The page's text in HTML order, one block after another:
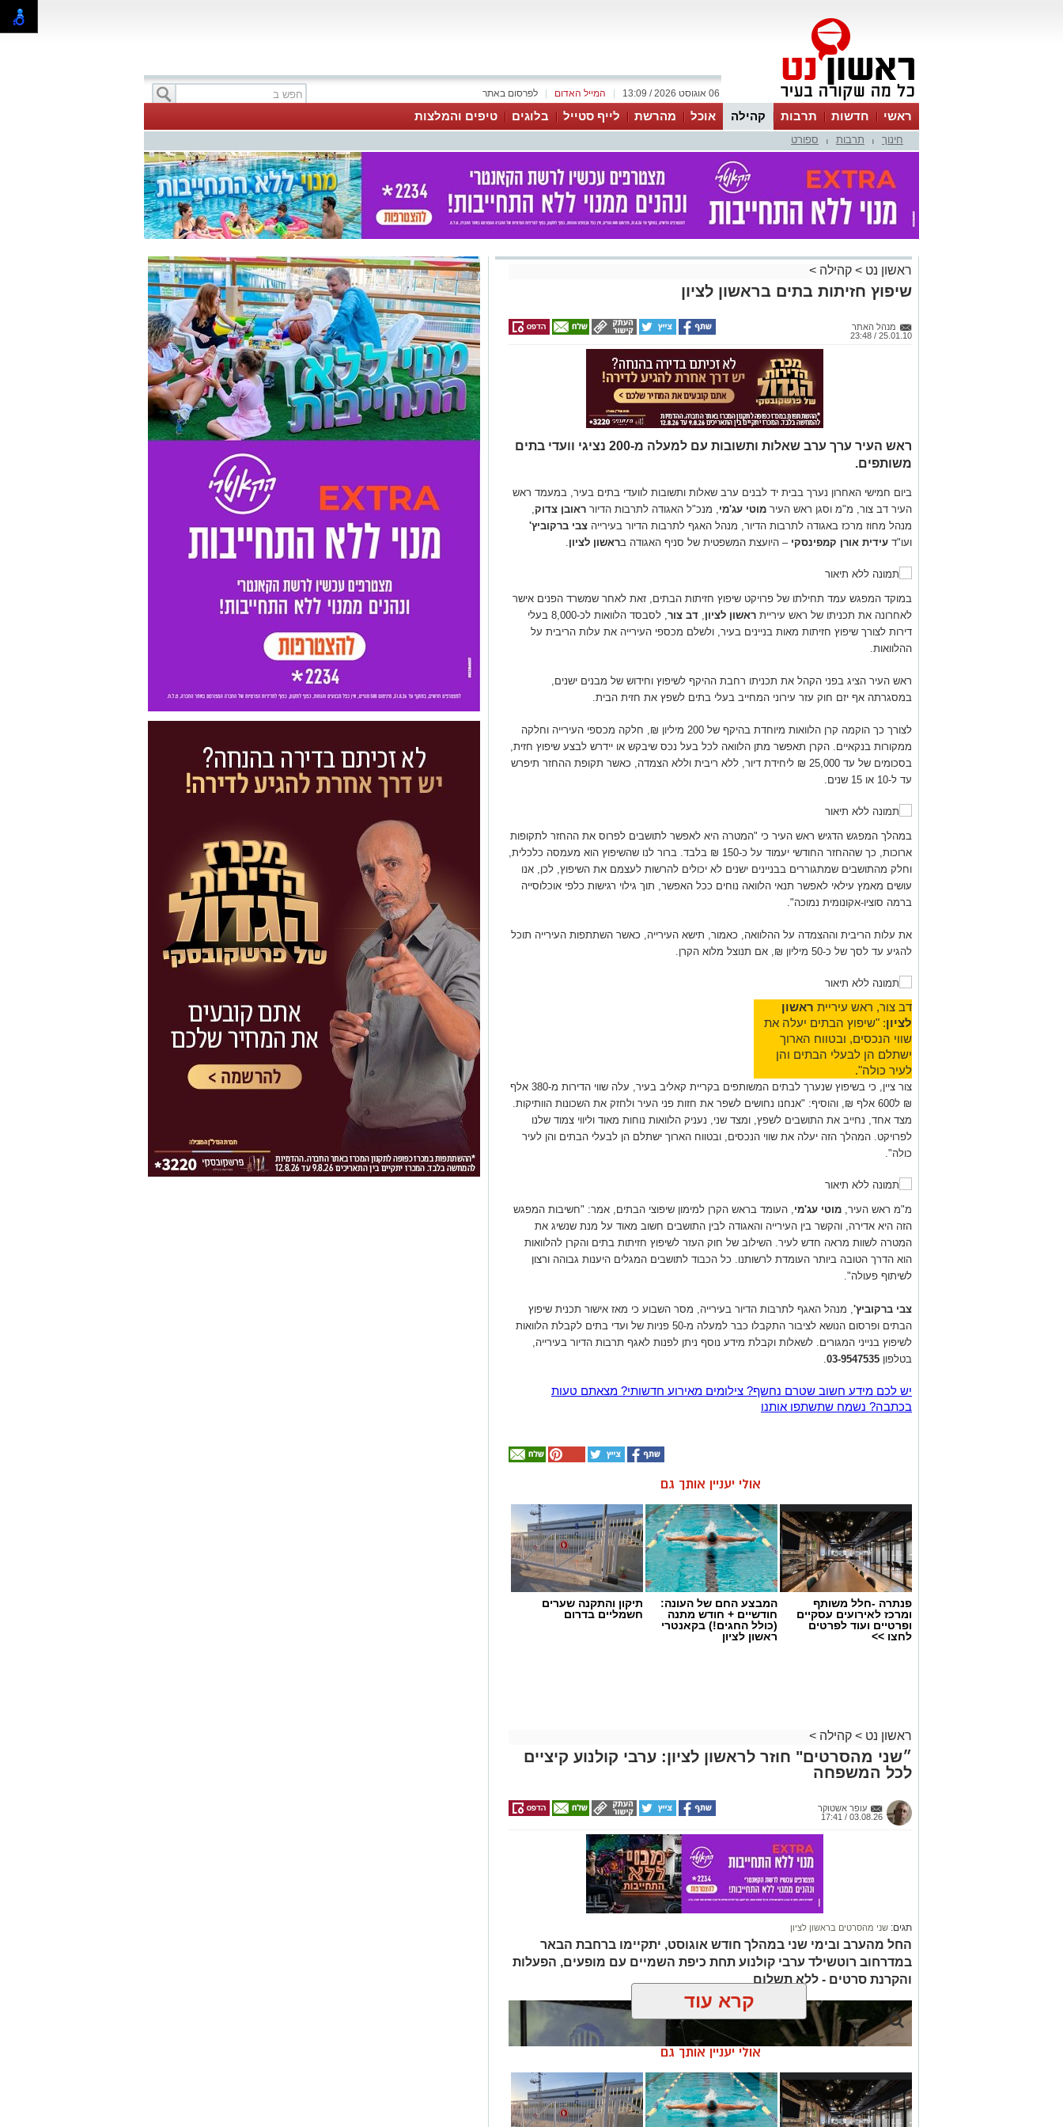
לפרסום באתר המייל האדום 06 אוגוסט 2026 / 13:09
ראשי חדשות תרבות קהילה אוכל מהרשת לייף סטייל בלוגים טיפים והמלצות
חינוך תרבות ספורט
ראשון נט > קהילה >
שיפוץ חזיתות בתים בראשון לציון
מנהל האתר
25.01.10 / 23:48
ראש העיר ערך ערב שאלות ותשובות עם למעלה מ-200 נציגי וועדי בתים
משותפים.
ביום חמישי האחרון נערך בבית יד לבנים ערב שאלות ותשובות לוועדי בתים בעיר, במעמד ראש
העיר דב צור, מ"מ וסגן ראש העיר מוטי עג'מי, מנכ"ל האגודה לתרבות הדיור ראובן צדוק,
מנהל מחוז מרכז באגודה לתרבות הדיור, מנהל האגף לתרבות הדיור בעירייה צבי ברקוביץ'
ועו"ד עידית אורן קמפינסקי– היועצת המשפטית של סניף האגודה בראשון לציון.
במוקד המפגש עמד תחילתו של פרויקט שיפוץ חזיתות הבתים, זאת לאחר שמשרד הפנים אישר
לאחרונה את תכניתו של ראש עיריית ראשון לציון, דב צור
, לסבסד הלוואות לכ-8,000 בעלי
דירות לצורך שיפוץ חזיתות מאות בניינים בעיר, ולשלם מכספי העירייה את עלות הריבית על
ההלוואות.
ראש העיר הציג בפני הקהל את תכניתו רחבת ההיקף לשיפוץ וחידוש של מבנים ישנים,
במסגרתה אף יזם חוק עזר עירוני המחייב בעלי בתים לשפץ את חזית הבית.
לצורך כך הוקמה קרן הלוואות מיוחדת בהיקף של 200 מיליון ₪, חלקה מכספי העירייה וחלקה
ממקורות בנקאיים. הקרן תאפשר מתן הלוואה לכל בעל נכס שיבקש או יידרש לבצע שיפוץ חזית,
בסכומים של עד 25,000 ₪ ליחידת דיור, ללא ריבית וללא הצמדה, כאשר תקופת ההחזר תיפרש
עד ל-10 או 15 שנים.
במהלך המפגש הדגיש ראש העיר כי "המטרה היא לאפשר לתושבים לפרוס את ההחזר לתקופות
ארוכות, כך שההחזר החודשי יעמוד על כ-150 ₪ בלבד. ברור לנו שהשיפוץ הוא מעמסה כלכלית,
וחלק מהתושבים שמתגוררים בבניינים ישנים לא יכולים להרשות לעצמם את השיפוץ, לכן, אנו
עושים מאמץ עילאי לאפשר תנאי הלוואה נוחים ככל האפשר, תוך גילוי רגישות כלפי אוכלוסייה
ברמה סוציו-אקונומית נמוכה".
את עלות הריבית וההצמדה על ההלוואה, כאמור, תישא העירייה, כאשר השתתפות העירייה תוכל
להגיע עד לסך של כ-50 מיליון ₪, אם תנוצל מלוא הקרן.
דב צור, ראש עיריית ראשון
לציון: "שיפוץ הבתים יעלה את
שווי הנכסים, ובטווח הארוך
ישתלם הן לבעלי הבתים והן
לעיר כולה".
צור ציין, כי בשיפוץ שנערך לבתים המשותפים בקריית קאליב בעיר, עלה שווי הדירות מ-380 אלף
₪ ל600 אלף ₪, והוסיף: "אנחנו נחושים לשפר את חזות פני העיר ולחזק את השכונות הוותיקות.
מצד אחד, נחייב את התושבים לשפץ, ומצד שני, נעניק הלוואות נוחות מאוד וליווי צמוד שלנו
לפרויקט. המהלך הזה יעלה את שווי הנכסים, ובטווח הארוך ישתלם הן לבעלי הבתים והן לעיר
כולה".
מ"מ ראש העיר, מוטי עג'מי, העומד בראש הקרן למימון שיפוצי הבתים, אמר: "חשיבות המפגש
הזה היא אדירה, והקשר בין העירייה והאגודה לבין התושבים חשוב מאוד על מנת שנשיג את
המטרה לשוות מראה חדש לעיר. השילוב של חוק העזר לשיפוץ חזיתות בתים והקרן להלוואות
הוא הדרך הטובה ביותר העומדת לרשותנו. כל הכבוד לתושבים המגלים היענות גבוהה ורצון
לשיתוף פעולה".
צבי ברקוביץ', מנהל האגף לתרבות הדיור בעירייה, מסר השבוע כי מאז אישור תכנית שיפוץ
הבתים ופרסום הנושא לציבור התקבלו כבר למעלה מ-50 פניות של ועדי בתים לקבלת הלוואות
לשיפוץ בנייני המגורים. לשאלות וקבלת מידע נוסף ניתן לפנות לאגף תרבות הדיור בעירייה,
בטלפון 03-9547535
.
יש לכם מידע חשוב שטרם נחשף? צילומים מאירוע חדשותי? מצאתם טעות
בכתבה? נשמח שתשתפו אותנו
אולי יעניין אותך גם
פנתרה -חלל משותף
ומרכז לאירועים עסקיים
ופרטיים ועוד לפרטים
לחצו >>
המבצע החם של העונה:
חודשיים + חודש מתנה
(כולל החגים!) בקאנטרי
ראשון לציון
תיקון והתקנה שערים
חשמליים בדרום
ראשון נט > קהילה >
״שני מהסרטים" חוזר לראשון לציון: ערבי קולנוע קיציים
לכל המשפחה
עופר אשטוקר
03.08.26 / 17:41
תגים: שני מהסרטים בראשון לציון
החל מהערב ובימי שני במהלך חודש אוגוסט, יתקיימו ברחבת הבאר
במדרחוב רוטשילד ערבי קולנוע תחת כיפת השמיים עם מופעים, הפעלות
והקרנת סרטים - ללא תשלום
קרא עוד
אולי יעניין אותך גם